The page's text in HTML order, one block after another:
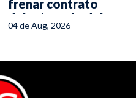
frenar contrato
del Triángulo del
Tolima
04 de Aug, 2026